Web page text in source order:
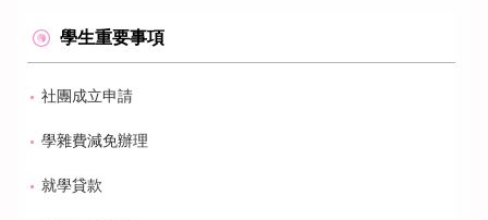
學生重要事項
社團成立申請
學雜費減免辦理
就學貸款